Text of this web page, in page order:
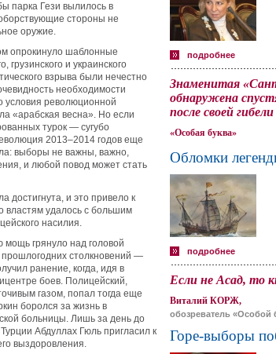
парка Гези вылилось в
стороны не
оружие.
опрокинуло шаблонные
грузинского и украинского
взрыва были нечестно
необходимости
условия революционной
«арабская весна». Но если
турок — сугубо
2013–2014 годов еще
выборы не важны, важно,
и любой повод может стать
достигнута, и это привело к
властям удалось с большим
насилия.
мощь грянуло над головой
столкновений —
ранение, когда, идя в
боев. Полицейский,
газом, попал тогда еще
боролся за жизнь в
больницы. Лишь за день до
Абдуллах Гюль пригласил к
выздоровления.
подробнее
Знаменитая
обнаружена
после своей гибели
«Особая буква»
Обломки
подробнее
Если не Асад, то
Виталий КОРЖ,
обозреватель «Особой
Горе-выборы